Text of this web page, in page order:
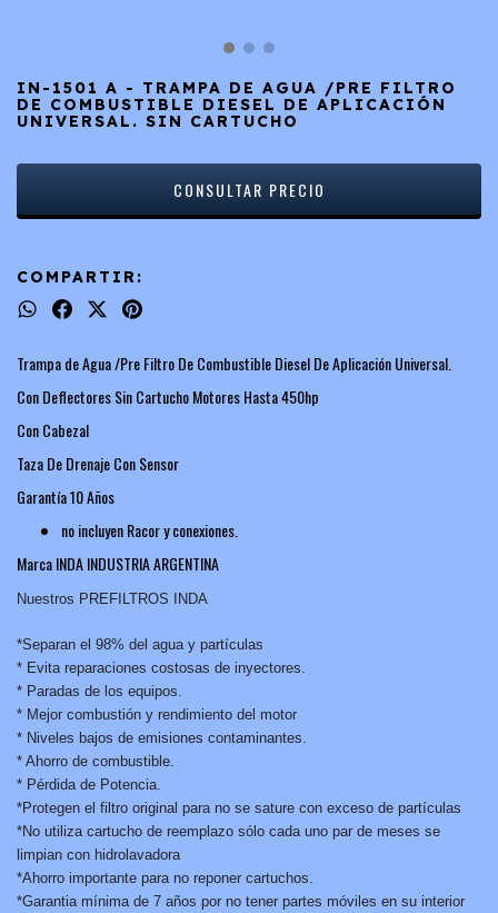
IN-1501 A - TRAMPA DE AGUA /PRE FILTRO
DE COMBUSTIBLE DIESEL DE APLICACIÓN
UNIVERSAL. SIN CARTUCHO
COMPARTIR:
Trampa de Agua /Pre Filtro De Combustible Diesel De Aplicación Universal.
Con Deflectores Sin Cartucho Motores Hasta 450hp
Con Cabezal
Taza De Drenaje Con Sensor
Garantía 10 Años
no incluyen Racor y conexiones.
Marca INDA INDUSTRIA ARGENTINA
Nuestros PREFILTROS INDA
*Separan el 98% del agua y partículas
* Evita reparaciones costosas de inyectores.
* Paradas de los equipos.
* Mejor combustión y rendimiento del motor
* Niveles bajos de emisiones contaminantes.
* Ahorro de combustible.
* Pérdida de Potencia.
*Protegen el filtro original para no se sature con exceso de partículas
*No utiliza cartucho de reemplazo sólo cada uno par de meses se
limpian con hidrolavadora
*Ahorro importante para no reponer cartuchos.
*Garantia mínima de 7 años por no tener partes móviles en su interior